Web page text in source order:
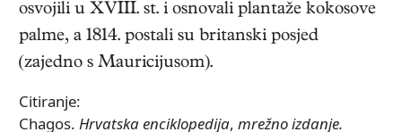
osvojili u XVIII. st. i osnovali plantaže kokosove
palme, a 1814. postali su britanski posjed
(zajedno s Mauricijusom).
Citiranje:
Chagos. Hrvatska enciklopedija, mrežno izdanje.